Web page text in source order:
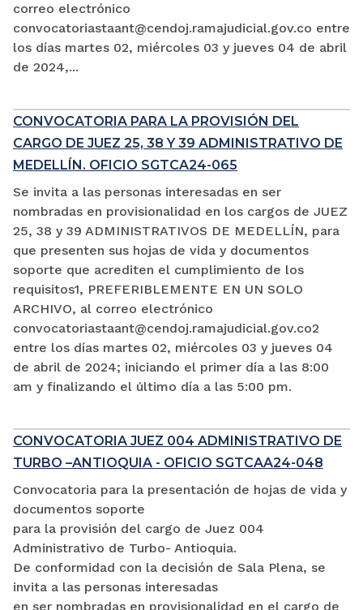
correo electrónico
convocatoriastaant@cendoj.ramajudicial.gov.co entre
los días martes 02, miércoles 03 y jueves 04 de abril
de 2024,...
CONVOCATORIA PARA LA PROVISIÓN DEL
CARGO DE JUEZ 25, 38 Y 39 ADMINISTRATIVO DE
MEDELLÍN. OFICIO SGTCA24-065
Se invita a las personas interesadas en ser
nombradas en provisionalidad en los cargos de JUEZ
25, 38 y 39 ADMINISTRATIVOS DE MEDELLÍN, para
que presenten sus hojas de vida y documentos
soporte que acrediten el cumplimiento de los
requisitos1, PREFERIBLEMENTE EN UN SOLO
ARCHIVO, al correo electrónico
convocatoriastaant@cendoj.ramajudicial.gov.co2
entre los días martes 02, miércoles 03 y jueves 04
de abril de 2024; iniciando el primer día a las 8:00
am y finalizando el último día a las 5:00 pm.
CONVOCATORIA JUEZ 004 ADMINISTRATIVO DE
TURBO –ANTIOQUIA - OFICIO SGTCAA24-048
Convocatoria para la presentación de hojas de vida y
documentos soporte
para la provisión del cargo de Juez 004
Administrativo de Turbo- Antioquia.
De conformidad con la decisión de Sala Plena, se
invita a las personas interesadas
en ser nombradas en provisionalidad en el cargo de